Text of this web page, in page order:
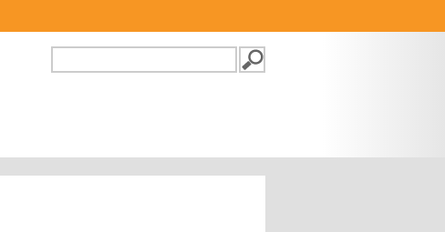
FORMULAIRE DE